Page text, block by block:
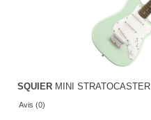
SQUIER MINI STRATOCASTER
Avis (0)